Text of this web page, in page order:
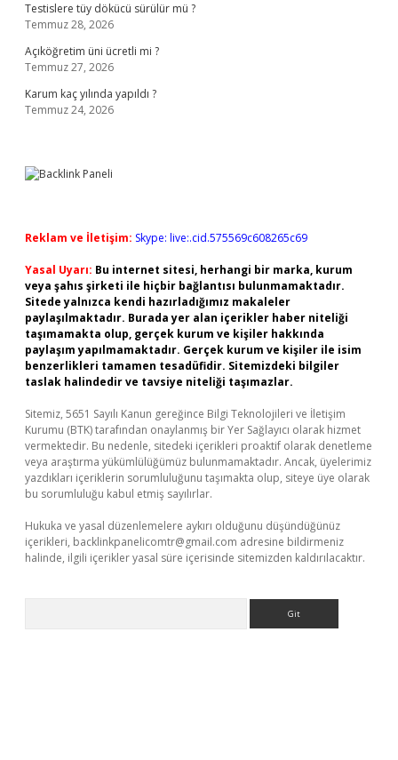
Testislere tüy dökücü sürülür mü ?
Temmuz 28, 2026
Açıköğretim üni ücretli mi ?
Temmuz 27, 2026
Karum kaç yılında yapıldı ?
Temmuz 24, 2026
Reklam ve İletişim: Skype: live:.cid.575569c608265c69
Yasal Uyarı: Bu internet sitesi, herhangi bir marka, kurum
veya şahıs şirketi ile hiçbir bağlantısı bulunmamaktadır.
Sitede yalnızca kendi hazırladığımız makaleler
paylaşılmaktadır. Burada yer alan içerikler haber niteliği
taşımamakta olup, gerçek kurum ve kişiler hakkında
paylaşım yapılmamaktadır. Gerçek kurum ve kişiler ile isim
benzerlikleri tamamen tesadüfidir. Sitemizdeki bilgiler
taslak halindedir ve tavsiye niteliği taşımazlar.
Sitemiz, 5651 Sayılı Kanun gereğince Bilgi Teknolojileri ve İletişim
Kurumu (BTK) tarafından onaylanmış bir Yer Sağlayıcı olarak hizmet
vermektedir. Bu nedenle, sitedeki içerikleri proaktif olarak denetleme
veya araştırma yükümlülüğümüz bulunmamaktadır. Ancak, üyelerimiz
yazdıkları içeriklerin sorumluluğunu taşımakta olup, siteye üye olarak
bu sorumluluğu kabul etmiş sayılırlar.
Hukuka ve yasal düzenlemelere aykırı olduğunu düşündüğünüz
içerikleri, backlinkpanelicomtr@gmail.com adresine bildirmeniz
halinde, ilgili içerikler yasal süre içerisinde sitemizden kaldırılacaktır.